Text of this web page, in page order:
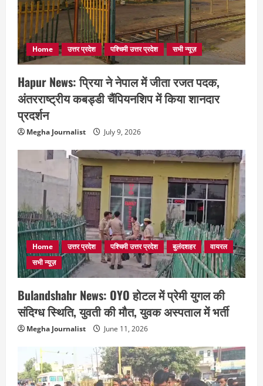
Home उत्तर प्रदेश पश्चिमी उत्तर प्रदेश सभी न्यूज़
Hapur News: प्रिया ने नेपाल में जीता रजत पदक,
अंतरराष्ट्रीय कबड्डी चैंपियनशिप में किया शानदार
प्रदर्शन
Megha Journalist July 9, 2026
Home उत्तर प्रदेश पश्चिमी उत्तर प्रदेश बुलंदशहर
वायरल
सभी न्यूज़
Bulandshahr News: OYO होटल में प्रेमी युगल की
संदिग्ध स्थिति, युवती की मौत, युवक अस्पताल में भर्ती
Megha Journalist June 11, 2026